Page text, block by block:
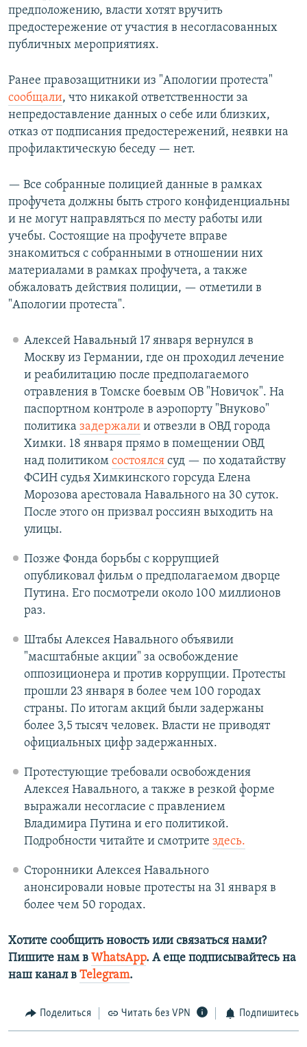
предположению, власти хотят вручить
предостережение от участия в несогласованных
публичных мероприятиях.
Ранее правозащитники из "Апологии протеста"
сообщали, что никакой ответственности за
непредоставление данных о себе или близких,
отказ от подписания предостережений, неявки на
профилактическую беседу — нет.
— Все собранные полицией данные в рамках
профучета должны быть строго конфиденциальны
и не могут направляться по месту работы или
учебы. Состоящие на профучете вправе
знакомиться с собранными в отношении них
материалами в рамках профучета, а также
обжаловать действия полиции, — отметили в
"Апологии протеста".
Алексей Навальный 17 января вернулся в
Москву из Германии, где он проходил лечение
и реабилитацию после предполагаемого
отравления в Томске боевым ОВ "Новичок". На
паспортном контроле в аэропорту "Внуково"
политика задержалии отвезли в ОВД города
Химки. 18 января прямо в помещении ОВД
над политиком состоялся суд — по ходатайству
ФСИН судья Химкинского горсуда Елена
Морозова арестовала Навального на 30 суток.
После этого он призвал россиян выходить на
улицы.
Позже Фонда борьбы с коррупцией
опубликовал фильм о предполагаемом дворце
Путина. Его посмотрели около 100 миллионов
раз.
Штабы Алексея Навального объявили
"масштабные акции" за освобождение
оппозиционера и против коррупции. Протесты
прошли 23 января в более чем 100 городах
страны. По итогам акций были задержаны
более 3,5 тысяч человек. Власти не приводят
официальных цифр задержанных.
Протестующие требовали освобождения
Алексея Навального, а также в резкой форме
выражали несогласие с правлением
Владимира Путина и его политикой.
Подробности читайте и смотрите здесь.
Сторонники Алексея Навального
анонсировали новые протесты на 31 января в
более чем 50 городах.
Хотите сообщить новость или связаться нами?
Пишите нам в WhatsApp. А еще подписывайтесь на
наш канал в Telegram.
Поделиться Читать без VPN Подпишитесь